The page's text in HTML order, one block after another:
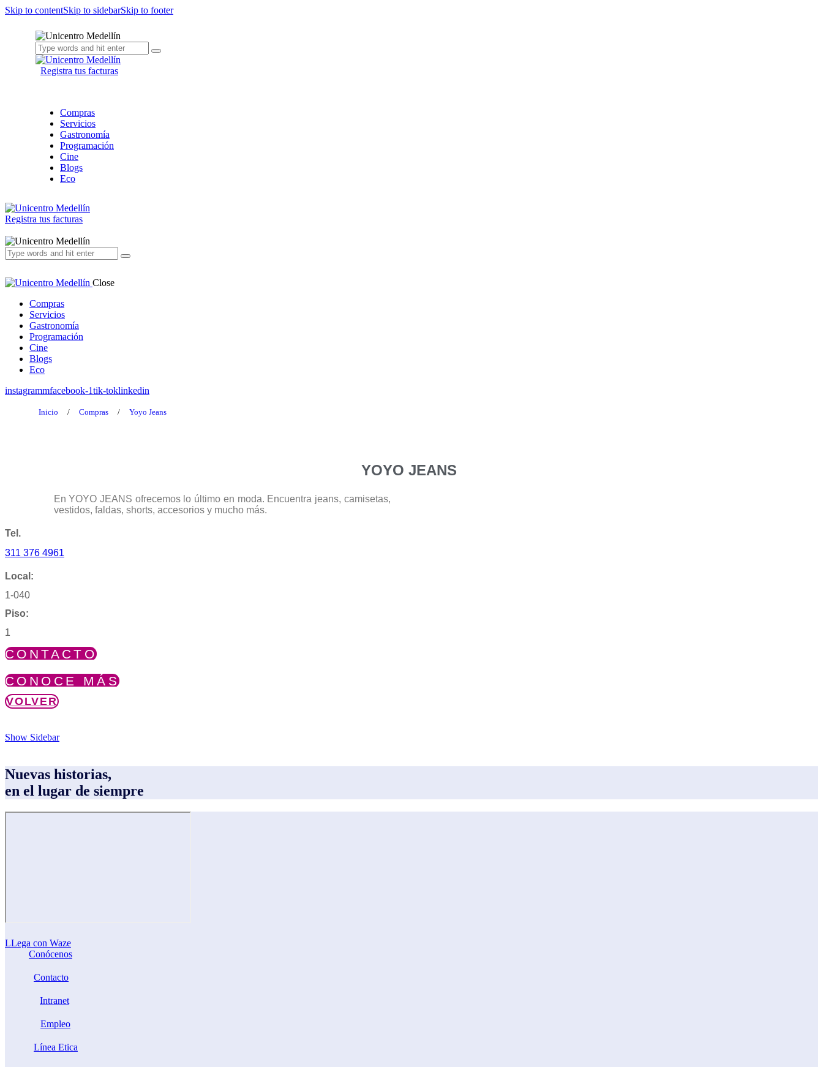
Skip to contentSkip to sidebarSkip to footer
Registra tus facturas
Compras
Servicios
Gastronomía
Programación
Cine
Blogs
Eco
Registra tus facturas
Close
Compras
Servicios
Gastronomía
Programación
Cine
Blogs
Eco
instagrammfacebook-1tik-toklinkedin
Inicio / Compras / Yoyo Jeans
YOYO JEANS
En YOYO JEANS ofrecemos lo último en moda. Encuentra jeans, camisetas,
vestidos, faldas, shorts, accesorios y mucho más.
Tel.
311 376 4961
Local:
1-040
Piso:
1
CONTACTO
CONOCE MÁS
VOLVER
Show Sidebar
Nuevas historias,
en el lugar de siempre
LLega con Waze
Conócenos
Contacto
Intranet
Empleo
Línea Etica